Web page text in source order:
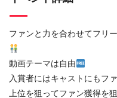
ファンと力を合わせてフリ
動画テーマは自由
入賞者にはキャストにもフ
上位を狙ってファン獲得を